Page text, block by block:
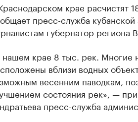
крае расчистят
пресс-служба
губернатор региона
нашем крае 8 тыс. рек. Многие
вблизи водных
весенним паводкам,
состояния рек», —
пресс-служба